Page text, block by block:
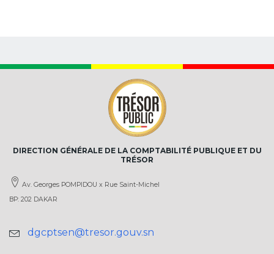
DIRECTION GÉNÉRALE DE LA COMPTABILITÉ PUBLIQUE ET DU
TRÉSOR
Av. Georges POMPIDOU x Rue Saint-Michel
BP: 202 DAKAR
dgcptsen@tresor.gouv.sn